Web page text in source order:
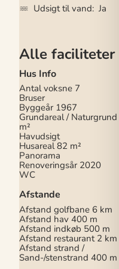
Udsigt til vand Ja
Alle faciliteter
Hus Info
Antal voksne 7
Bruser
Byggeår 1967
Grundareal / Naturgrund
m²
Havudsigt
Husareal 82 m²
Panorama
Renoveringsår 2020
WC
Afstande
Afstand golfbane 6 km
Afstand hav 400 m
Afstand indkøb 500 m
Afstand restaurant 2 km
Afstand strand /
Sand-/stenstrand 400 m